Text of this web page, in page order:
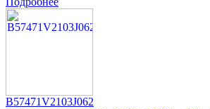
B57471V2103J062